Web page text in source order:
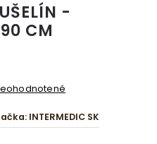
-
CM
INTERMEDIC SK